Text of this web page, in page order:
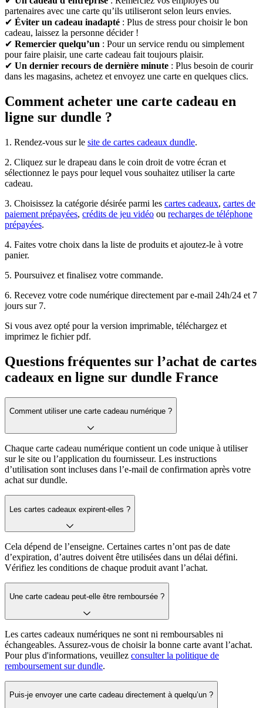
partenaires avec une carte qu’ils utiliseront selon leurs envies.
✔ Éviter un cadeau inadapté : Plus de stress pour choisir le bon
cadeau, laissez la personne décider !
✔ Remercier quelqu’un : Pour un service rendu ou simplement
pour faire plaisir, une carte cadeau fait toujours plaisir.
✔ Un dernier recours de dernière minute : Plus besoin de courir
dans les magasins, achetez et envoyez une carte en quelques clics.
Comment acheter une carte cadeau en
ligne sur dundle ?
1. Rendez-vous sur le site de cartes cadeaux dundle.
2. Cliquez sur le drapeau dans le coin droit de votre écran et
sélectionnez le pays pour lequel vous souhaitez utiliser la carte
cadeau.
3. Choisissez la catégorie désirée parmi les cartes cadeaux, cartes de
paiement prépayées, crédits de jeu vidéo ou recharges de téléphone
prépayées.
4. Faites votre choix dans la liste de produits et ajoutez-le à votre
panier.
5. Poursuivez et finalisez votre commande.
6. Recevez votre code numérique directement par e-mail 24h/24 et 7
jours sur 7.
Si vous avez opté pour la version imprimable, téléchargez et
imprimez le fichier pdf.
Questions fréquentes sur l’achat de cartes
cadeaux en ligne sur dundle France
Comment utiliser une carte cadeau numérique ?
Chaque carte cadeau numérique contient un code unique à utiliser
sur le site ou l’application du fournisseur. Les instructions
d’utilisation sont incluses dans l’e-mail de confirmation après votre
achat sur dundle.
Les cartes cadeaux expirent-elles ?
Cela dépend de l’enseigne. Certaines cartes n’ont pas de date
d’expiration, d’autres doivent être utilisées dans un délai défini.
Vérifiez les conditions de chaque produit avant l’achat.
Une carte cadeau peut-elle être remboursée ?
Les cartes cadeaux numériques ne sont ni remboursables ni
échangeables. Assurez-vous de choisir la bonne carte avant l’achat.
Pour plus d'informations, veuillez consulter la politique de
remboursement sur dundle.
Puis-je envoyer une carte cadeau directement à quelqu’un ?